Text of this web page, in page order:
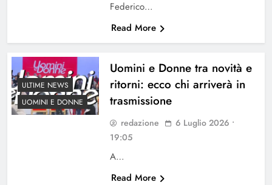
Federico…
Read More
ULTIME NEWS
UOMINI E DONNE
Uomini e Donne tra novità e
ritorni: ecco chi arriverà in
trasmissione
redazione
6 Luglio 2026 •
19:05
A…
Read More